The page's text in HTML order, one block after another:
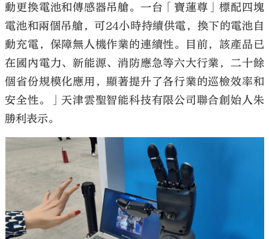
動更換電池和傳感器吊艙。一台「寶蓮尊」標配四塊
電池和兩個吊艙，可24小時持續供電，換下的電池自
動充電，保障無人機作業的連續性。目前，該產品已
在國內電力、新能源、消防應急等六大行業，二十餘
個省份規模化應用，顯著提升了各行業的巡檢效率和
安全性。」天津雲聖智能科技有限公司聯合創始人朱
勝利表示。